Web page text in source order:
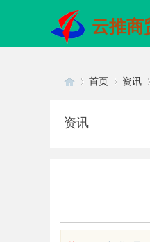
云推商
首页 资讯
资讯